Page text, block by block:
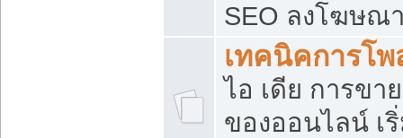
SEO ลงโฆษณ
เทคนิคการโ
ไอ เดีย การขา
ของออนไลน์ เ